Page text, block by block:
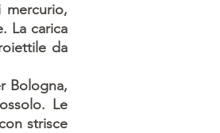
La carica
da
Bologna,
Le
strisce